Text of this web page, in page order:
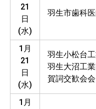
21
日
(水)
羽生市歯科
1月
21
日
(水)
羽生小松台
羽生大沼工
賀詞交歓会
1月